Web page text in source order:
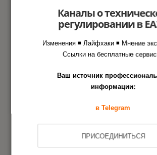
Этапы оформления
в Агентстве РСТ
Заявка-запрос
Оформление заключения
Каналы о
регулировании в
Изменения ◾ Лайфхаки ◾ Мнение
Ссылки на бесплатные
Ваш источник
информации:
в Telegram
ПРИСОЕДИНИТЬСЯ